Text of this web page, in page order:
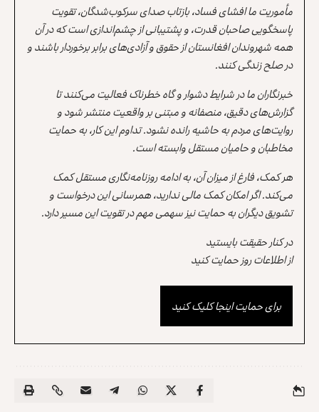
مأموریت ما افشای فساد، بازتاب صدای سرکوب‌شدگان، تقویت
پاسخگویی صاحبان قدرت، و پشتیبانی از چشم‌اندازی است که در آن
همه شهروندان افغانستان از حقوق و آزادی‌های برابر برخوردار باشند و
در صلح زندگی کنند.
خبرنگاران ما در شرایط دشوار و گاه خطرناک فعالیت می‌کنند تا
گزارش‌های دقیق، منصفانه و مبتنی بر واقعیت منتشر شود و
روایت‌های مردم به حاشیه رانده نشود. تداوم این کار، به حمایت
مخاطبان و حامیان مستقل وابسته است.
هر کمک، فارغ از میزان آن، به ادامه روزنامه‌نگاری مستقل کمک
می‌کند. اگر امکان کمک مالی ندارید، همرسانی این درخواست و
تشویق دیگران به حمایت نیز سهمی مهم در تقویت این مسیر دارد.
در کنار حقیقت بایستید
از اطلاعات روز حمایت کنید
برای حمایت اینجا کلیک کنید